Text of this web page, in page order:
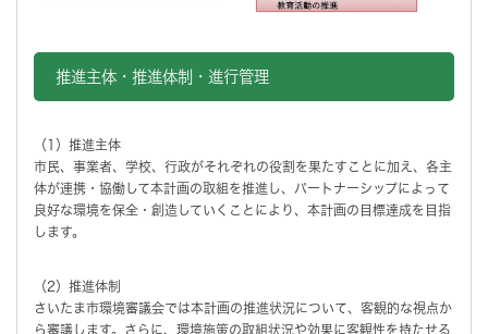
推進主体・推進体制・進行管理
（1）推進主体
市民、事業者、学校、行政がそれぞれの役割を果たすことに加え、各主
体が連携・協働して本計画の取組を推進し、パートナーシップによって
良好な環境を保全・創造していくことにより、本計画の目標達成を目指
します。
（2）推進体制
さいたま市環境審議会では本計画の推進状況について、客観的な視点か
ら審議します。さらに、環境施策の取組状況や効果に客観性を持たせる